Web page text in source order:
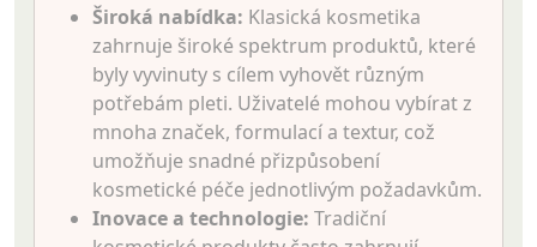
Široká nabídka: Klasická kosmetika
zahrnuje široké spektrum produktů, které
byly vyvinuty s cílem vyhovět různým
potřebám pleti. Uživatelé mohou vybírat z
mnoha značek, formulací a textur, což
umožňuje snadné přizpůsobení
kosmetické péče jednotlivým požadavkům.
Inovace a technologie: Tradiční